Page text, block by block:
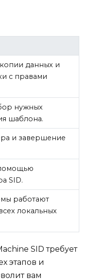
данных и
с правами
нужных
шаблона.
и завершение
SID.
работают
локальных
SID требует
этапов и
вам